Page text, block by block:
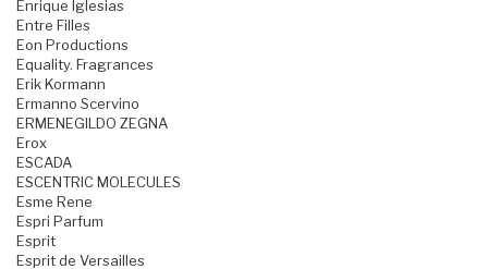
Enrique Iglesias
Entre Filles
Eon Productions
Equality. Fragrances
Erik Kormann
Ermanno Scervino
ERMENEGILDO ZEGNA
Erox
ESCADA
ESCENTRIC MOLECULES
Esme Rene
Espri Parfum
Esprit
Esprit de Versailles